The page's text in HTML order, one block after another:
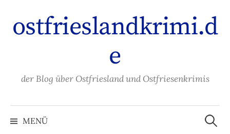
Inhalt
überspringen
ostfrieslandkrimi.d
e
der Blog über Ostfriesland und Ostfriesenkrimis
MENÜ
Suchen
nach: